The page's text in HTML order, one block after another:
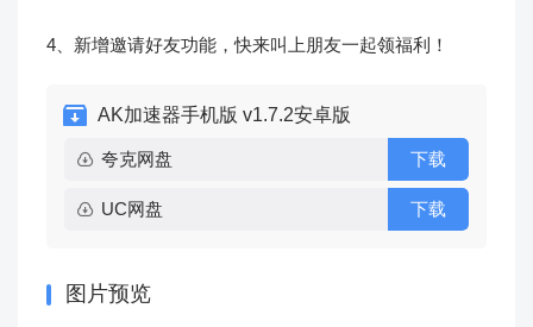
4、新增邀请好友功能，快来叫上朋友一起领福利！
AK加速器手机版 v1.7.2安卓版
夸克网盘 下载
UC网盘 下载
图片预览